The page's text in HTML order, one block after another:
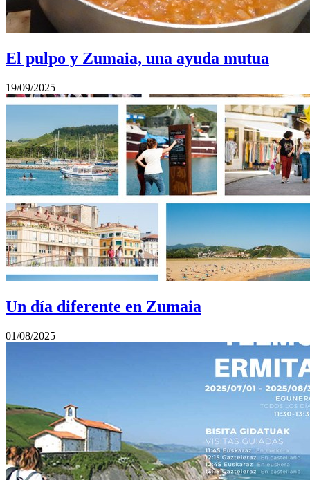
El pulpo y Zumaia, una ayuda mutua
19/09/2025
Un día diferente en Zumaia
01/08/2025